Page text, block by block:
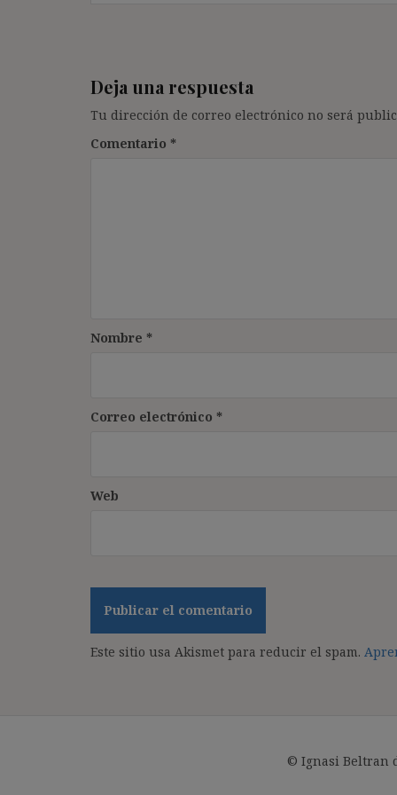
Deja una respuesta
Tu dirección de correo electrónico no será
Comentario *
Nombre *
Correo electrónico *
Web
Este sitio usa Akismet para reducir el spam.
© Ignasi Beltran